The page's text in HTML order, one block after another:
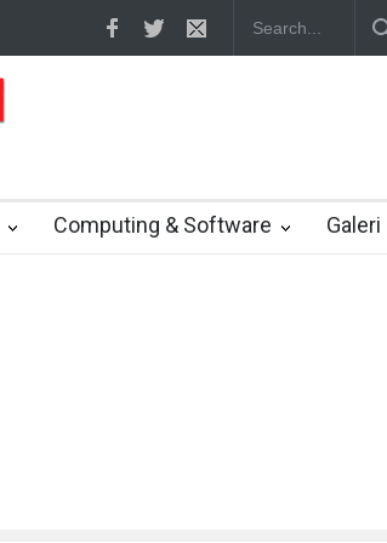
Yahoo setuju Verizon turunkan penawaran ke
Computing & Software Galeri